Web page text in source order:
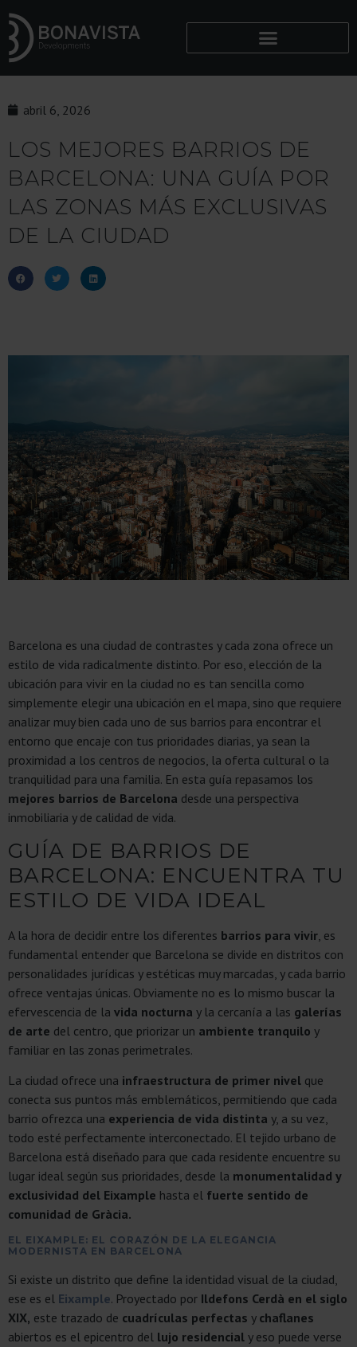
abril 6, 2026
LOS MEJORES BARRIOS DE
BARCELONA: UNA GUÍA POR
LAS ZONAS MÁS EXCLUSIVAS
DE LA CIUDAD
Barcelona es una ciudad de contrastes y cada zona ofrece un
estilo de vida radicalmente distinto. Por eso, elección de la
ubicación para vivir en la ciudad no es tan sencilla como
simplemente elegir una ubicación en el mapa, sino que requiere
analizar muy bien cada uno de sus barrios para encontrar el
entorno que encaje con tus prioridades diarias, ya sean la
proximidad a los centros de negocios, la oferta cultural o la
tranquilidad para una familia. En esta guía repasamos los
mejores barrios de Barcelona desde una perspectiva
inmobiliaria y de calidad de vida.
GUÍA DE BARRIOS DE
BARCELONA: ENCUENTRA TU
ESTILO DE VIDA IDEAL
A la hora de decidir entre los diferentes barrios para vivir , es
fundamental entender que Barcelona se divide en distritos con
personalidades jurídicas y estéticas muy marcadas, y cada barrio
ofrece ventajas únicas. Obviamente no es lo mismo buscar la
efervescencia de la vida nocturna y la cercanía a las galerías
de arte del centro, que priorizar un ambiente tranquilo y
familiar en las zonas perimetrales.
La ciudad ofrece una infraestructura de primer nivel que
conecta sus puntos más emblemáticos, permitiendo que cada
barrio ofrezca una experiencia de vida distinta y, a su vez,
todo esté perfectamente interconectado. El tejido urbano de
Barcelona está diseñado para que cada residente encuentre su
lugar ideal según sus prioridades, desde la monumentalidad y
exclusividad del Eixample hasta el fuerte sentido de
comunidad de Gràcia.
EL EIXAMPLE: EL CORAZÓN DE LA ELEGANCIA
MODERNISTA EN BARCELONA
Si existe un distrito que define la identidad visual de la ciudad,
ese es el Eixample. Proyectado por Ildefons Cerdà en el siglo
XIX, este trazado de cuadrículas perfectas y chaflanes
abiertos es el epicentro del lujo residencial y eso puede verse